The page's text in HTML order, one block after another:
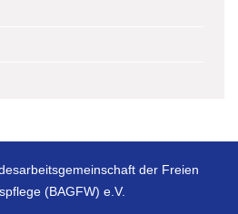
der Freien
(BAGFW) e.V.